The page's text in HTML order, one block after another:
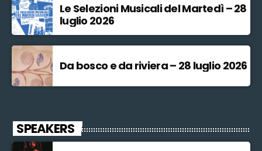
Le Selezioni Musicali del Martedì – 28
luglio 2026
Da bosco e da riviera – 28 luglio 2026
SPEAKERS